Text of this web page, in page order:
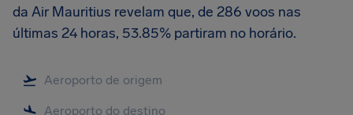
da Air Mauritius revelam que, de 286 voos nas
últimas 24 horas, 53.85% partiram no horário.